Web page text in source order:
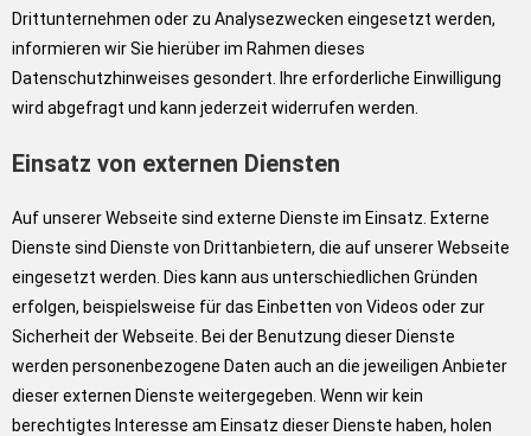
Drittunternehmen oder zu Analysezwecken eingesetzt werden,
informieren wir Sie hierüber im Rahmen dieses
Datenschutzhinweises gesondert. Ihre erforderliche Einwilligung
wird abgefragt und kann jederzeit widerrufen werden.
Einsatz von externen Diensten
Auf unserer Webseite sind externe Dienste im Einsatz. Externe
Dienste sind Dienste von Drittanbietern, die auf unserer Webseite
eingesetzt werden. Dies kann aus unterschiedlichen Gründen
erfolgen, beispielsweise für das Einbetten von Videos oder zur
Sicherheit der Webseite. Bei der Benutzung dieser Dienste
werden personenbezogene Daten auch an die jeweiligen Anbieter
dieser externen Dienste weitergegeben. Wenn wir kein
berechtigtes Interesse am Einsatz dieser Dienste haben, holen